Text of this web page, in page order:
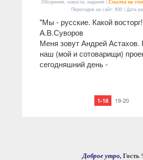
Обозрения, новости, издания | Ссылка на
Переходов на сайт: 830 | Дата
"Мы - русские. Какой
А.В.Суворов
Меня зовут Андрей Астахов.
наш (мой и сотоварищи)
сегодняшний день -
1-18 19-20
Доброе утро, Гость !